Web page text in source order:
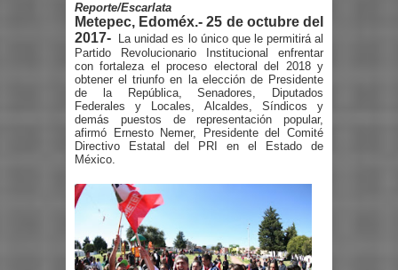
Reporte/Escarlata
Metepec, Edoméx.- 25 de octubre del
2017-
La unidad es lo único que le permitirá al
Partido Revolucionario Institucional enfrentar
con fortaleza elproceso electoral del 2018y
obtener el triunfo en la elección de Presidente
de la República, Senadores, Diputados
Federales y Locales, Alcaldes, Síndicos y
demás puestos de representación popular,
afirmó
Ernesto Nemer, Presidentedel Comité
Directivo Estatal del
PRI en el Estado de
México.